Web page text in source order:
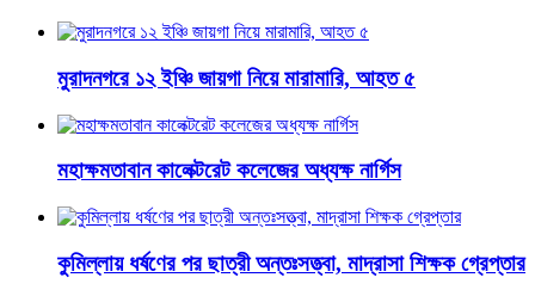
মুরাদনগরে ১২ ইঞ্চি জায়গা নিয়ে মারামারি, আহত ৫
মহাক্ষমতাবান কালেক্টরেট কলেজের অধ্যক্ষ নার্গিস
কুমিল্লায় ধর্ষণের পর ছাত্রী অন্তঃসত্ত্বা, মাদ্রাসা শিক্ষক গ্রেপ্তার